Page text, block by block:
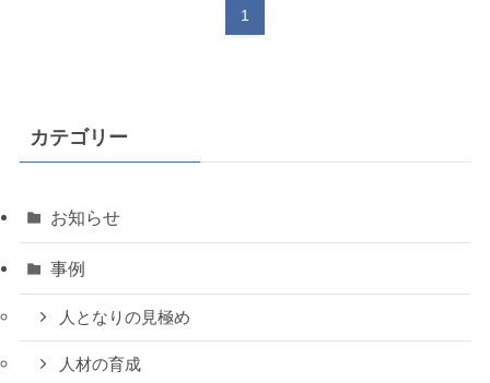
1
カテゴリー
お知らせ
事例
人となりの見極め
人材の育成